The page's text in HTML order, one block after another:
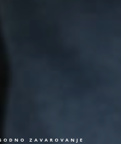
ZAVAROVANJE